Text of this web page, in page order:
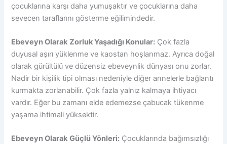
çocuklarına karşı daha yumuşaktır ve çocuklarına daha
sevecen taraflarını gösterme eğilimindedir.
Ebeveyn Olarak Zorluk Yaşadığı Konular: Çok fazla
duyusal aşırı yüklenme ve kaostan hoşlanmaz. Ayrıca doğal
olarak gürültülü ve düzensiz ebeveynlik dünyası onu zorlar.
Nadir bir kişilik tipi olması nedeniyle diğer annelerle bağlantı
kurmakta zorlanabilir. Çok fazla yalnız kalmaya ihtiyacı
vardır. Eğer bu zamanı elde edemezse çabucak tükenme
yaşama ihtimali yüksektir.
Ebeveyn Olarak Güçlü Yönleri: Çocuklarında bağımsızlığı